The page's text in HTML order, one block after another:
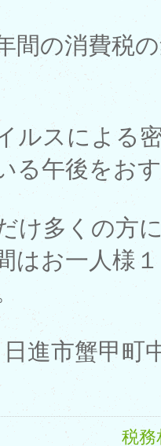
間の消費税
ルスによる
る午後をお
け多くの方
はお一人様
進市蟹甲
税務